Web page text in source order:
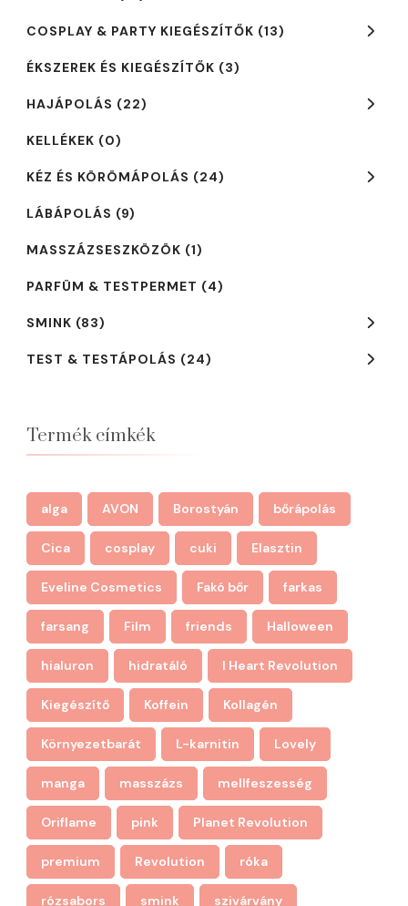
COSPLAY & PARTY KIEGÉSZÍTŐK (13)
ÉKSZEREK ÉS KIEGÉSZÍTŐK (3)
HAJÁPOLÁS (22)
KELLÉKEK (0)
KÉZ ÉS KÖRÖMÁPOLÁS (24)
LÁBÁPOLÁS (9)
MASSZÁZSESZKÖZÖK (1)
PARFÜM & TESTPERMET (4)
SMINK (83)
TEST & TESTÁPOLÁS (24)
Termék címkék
alga AVON Borostyán bőrápolás
Cica cosplay cuki Elasztin
Eveline Cosmetics Fakó bőr farkas
farsang Film friends Halloween
hialuron hidratáló I Heart Revolution
Kiegészítő Koffein Kollagén
Környezetbarát L-karnitin Lovely
manga masszázs mellfeszesség
Oriflame pink Planet Revolution
premium Revolution róka
rózsabors smink szivárvány